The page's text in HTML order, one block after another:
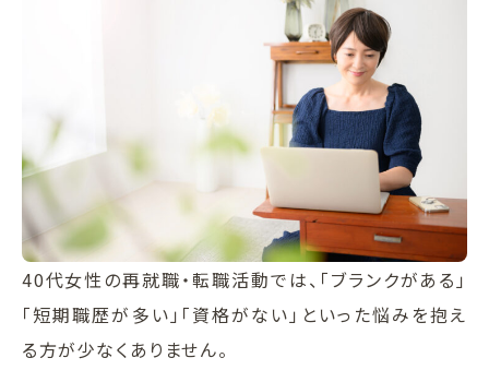
40代女性の再就職・転職活動では、「ブランクがある」
「短期職歴が多い」「資格がない」といった悩みを抱え
る方が少なくありません。